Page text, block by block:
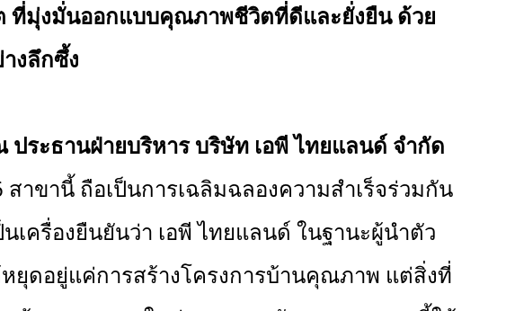
มุ่งมั่นออกแบบคุณภาพชีวิตที่ดีและยั่งยืน ด้วย
งลึกซึ้ง
ระธานฝ่ายบริหาร บริษัท เอพี ไทยแลนด์ จำกัด
สาขานี้ ถือเป็นการเฉลิมฉลองความสำเร็จร่วมกัน
เครื่องยืนยันว่า เอพี ไทยแลนด์ ในฐานะผู้นำตัว
ยุดอยู่แค่การสร้างโครงการบ้านคุณภาพ แต่สิ่งที่